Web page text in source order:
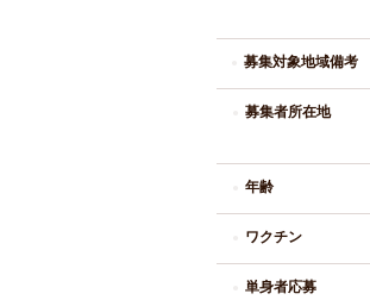
募集対象地域備考
募集者所在地
年齢
ワクチン
単身者応募